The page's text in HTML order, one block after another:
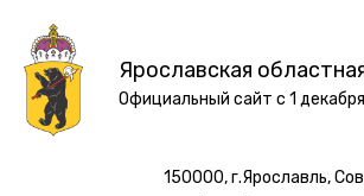
Ярославская
Официальный сайт с 1
150000, г.Ярославль,